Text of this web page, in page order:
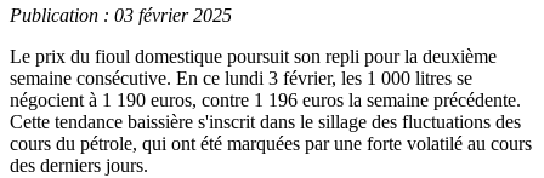
Publication : 03 février 2025
Le prix du fioul domestique poursuit son repli pour la deuxième
semaine consécutive. En ce lundi 3 février, les 1 000 litres se
négocient à 1 190 euros, contre 1 196 euros la semaine précédente.
Cette tendance baissière s'inscrit dans le sillage des fluctuations des
cours du pétrole, qui ont été marquées par une forte volatilé au cours
des derniers jours.